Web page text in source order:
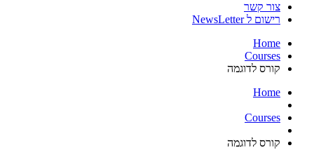
צור קשר
רישום ל NewsLetter
Home
Courses
קורס לדוגמה
Home
Courses
קורס לדוגמה